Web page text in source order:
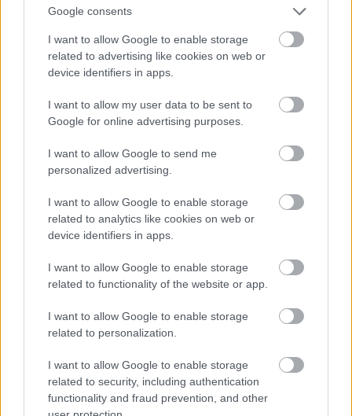
Google consents
I want to allow Google to enable storage
related to advertising like cookies on web or
device identifiers in apps.
I want to allow my user data to be sent to
Google for online advertising purposes.
I want to allow Google to send me
personalized advertising.
I want to allow Google to enable storage
related to analytics like cookies on web or
device identifiers in apps.
I want to allow Google to enable storage
related to functionality of the website or app.
I want to allow Google to enable storage
related to personalization.
I want to allow Google to enable storage
related to security, including authentication
functionality and fraud prevention, and other
amennyiben általad sértőnek tartott
kommentet olvasol, kérlek, jelezd emailben a
konkrét adatok megjelölésével.
Címkék:Hollandia
Ajánlott bejegyzések:
Egy magyar srác ismerkedése a fülöp-
szigeteki nőkkel